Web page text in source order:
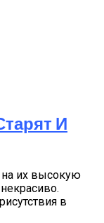
И
их высокую
в